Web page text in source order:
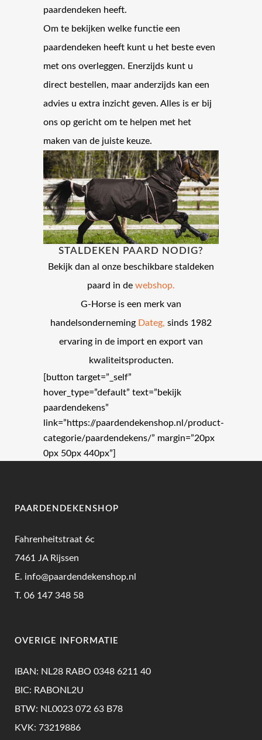
paardendeken heeft.
Om te bekijken welke functie een
paardendeken heeft kunt u het beste even
met ons overleggen. Enerzijds kunt u
direct bestellen, maar anderzijds kan een
advies u extra inzicht geven. Alles is er bij
ons op gericht om te helpen met het
maken van de juiste keuze.
STALDEKEN PAARD NODIG?
Bekijk dan al onze beschikbare staldeken
paard in de webshop.
G-Horse is een merk van
handelsonderneming Dateg, sinds 1982
ervaring in de import en export van
kwaliteitsproducten.
[button target=”_self”
hover_type=”default” text=”bekijk
paardendekens”
link=”https://paardendekenshop.nl/product-
categorie/paardendekens/” margin=”20px
0px 50px 440px”]
PAARDENDEKENSHOP
Fahrenheitstraat 6c
7461 JA Rijssen
E. info@paardendekenshop.nl
T. 06 147 348 58
OVERIGE INFORMATIE
IBAN: NL28 RABO 0348 6211 40
BIC: RABONL2U
BTW: NL0023 072 63 B78
KVK: 73219886